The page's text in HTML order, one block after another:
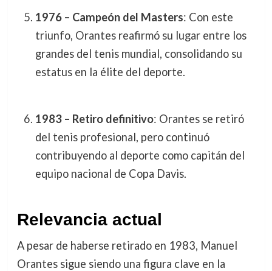
1976 – Campeón del Masters: Con este
triunfo, Orantes reafirmó su lugar entre los
grandes del tenis mundial, consolidando su
estatus en la élite del deporte.
1983 – Retiro definitivo: Orantes se retiró
del tenis profesional, pero continuó
contribuyendo al deporte como capitán del
equipo nacional de Copa Davis.
Relevancia actual
A pesar de haberse retirado en 1983, Manuel
Orantes sigue siendo una figura clave en la